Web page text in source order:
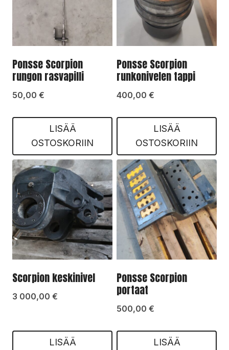
Ponsse Scorpion
rungon rasvapilli
50,00 €
LISÄÄ
OSTOSKORIIN
Ponsse Scorpion
runkonivelen tappi
400,00 €
LISÄÄ
OSTOSKORIIN
Scorpion keskinivel
3 000,00 €
LISÄÄ
Ponsse Scorpion
portaat
500,00 €
LISÄÄ